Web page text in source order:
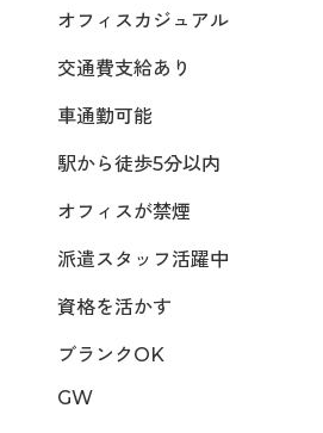
オフィスカジュアル
交通費支給あり
車通勤可能
駅から徒歩5分以内
オフィスが禁煙
派遣スタッフ活躍中
資格を活かす
ブランクOK
GW